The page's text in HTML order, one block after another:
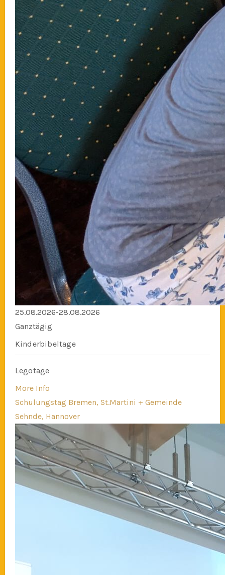
25.08.2026-28.08.2026
Ganztägig
Kinderbibeltage
Legotage
More Info
Schulungstag Bremen, St.Martini + Gemeinde
Sehnde, Hannover